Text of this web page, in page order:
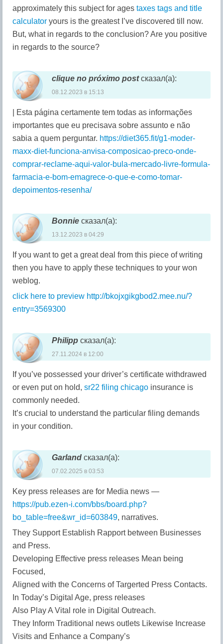
approximately this subject for ages taxes tags and title
calculator yours is the greatest I’ve discovered till now.
But, what in regards to the conclusion? Are you positive
in regards to the source?
clique no próximo post сказал(а):
08.12.2023 в 15:13
| Esta página certamente tem todas as informações
importantes que eu precisava sobre assunto e não
sabia a quem perguntar. https://diet365.fit/g1-moder-
maxx-diet-funciona-anvisa-composicao-preco-onde-
comprar-reclame-aqui-valor-bula-mercado-livre-formula-
farmacia-e-bom-emagrece-o-que-e-como-tomar-
depoimentos-resenha/
Bonnie сказал(а):
13.12.2023 в 04:29
If you want to get a great deal from this piece of writing
then you have to apply these techniques to your won
weblog.
click here to preview http://bkojxgikgbod2.mee.nu/?
entry=3569300
Philipp сказал(а):
27.11.2024 в 12:00
If you’ve possessed your driver’s certificate withdrawed
or even put on hold, sr22 filing chicago insurance is
commonly needed.
It’s crucial to understand the particular filing demands
in your condition.
Garland сказал(а):
07.02.2025 в 03:53
Key press releases are for Media news —
https://pub.ezen-i.com/bbs/board.php?
bo_table=free&wr_id=603849, narratives.
They Support Establish Rapport between Businesses
and Press.
Developing Effective press releases Mean being
Focused,
Aligned with the Concerns of Targerted Press Contacts.
In Today’s Digital Age, press releases
Also Play A Vital role in Digital Outreach.
They Inform Traditional news outlets Likewise Increase
Visits and Enhance a Company’s